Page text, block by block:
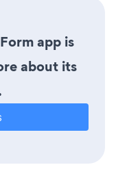
app is
about its